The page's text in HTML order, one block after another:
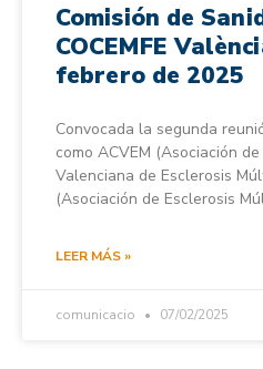
Comisión de
COCEMFE
febrero de 2025
Convocada la segunda
como ACVEM (Asociación
Valenciana de Esclerosis
(Asociación de Esclerosis
LEER MÁS »
comunicacio 07/02/2025